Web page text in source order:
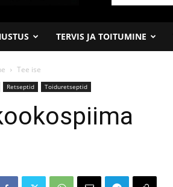
TERVIS JA TOITUMINE
Tee ise
Retseptid Toiduretseptid